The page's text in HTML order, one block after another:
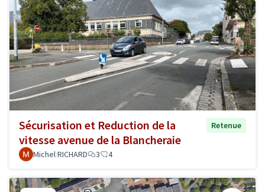
Sécurisation et Reduction de la
vitesse avenue de la Blancheraie
Retenue
Michel RICHARD 3 4